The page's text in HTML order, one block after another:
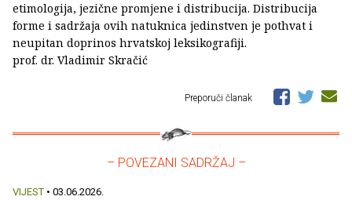
etimologija, jezične promjene i distribucija. Distribucija
forme i sadržaja ovih natuknica jedinstven je pothvat i
neupitan doprinos hrvatskoj leksikografiji.
prof. dr. Vladimir Skračić
Preporuči članak
– POVEZANI SADRŽAJ –
VIJEST • 03.06.2026.